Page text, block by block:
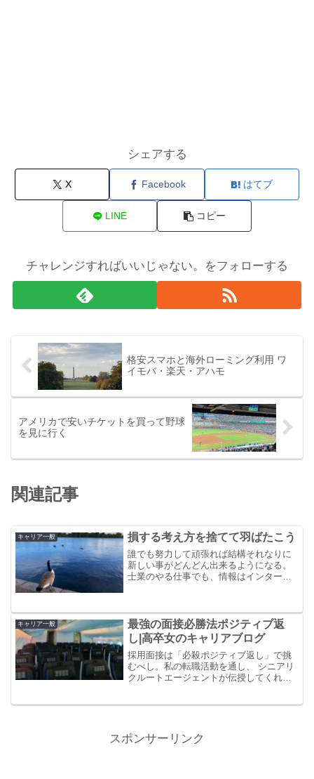
シェアする
X Facebook はてブ
LINE コピー
チャレンジすればいいじゃない。をフォローする
格安スマホと海外ローミング利用 ワ
イモバ・楽天・アハモ
アメリカで安いチケットを買って野球
を見に行く
関連記事
キャリア一般 損する考え方を捨てて羽ばたこう
誰でも努力して頑張れば結構それなりに
新しい事がどんどん出来るようになる。
士業のやる仕事でも、情報はインターネ
もチャレンジしてみよう。
キャリア一般
最強の面接必勝法ポジティブ返
し|高卒女のキャリアブログ
採用面接は「必殺ポジティブ返し」で挑
むべし。私の転職活動を通し、 シニアリ
クルートエージェントが伝授してくれた
スポンサーリンク